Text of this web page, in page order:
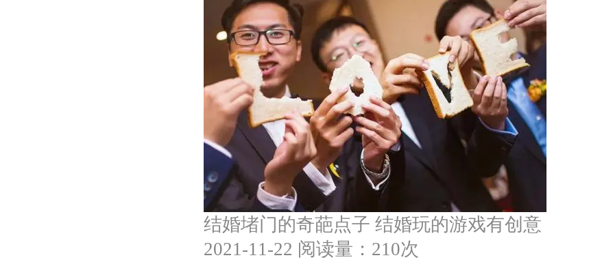
结婚堵门的奇葩点子 结婚玩的游戏有创意
2021-11-22 阅读量：210次